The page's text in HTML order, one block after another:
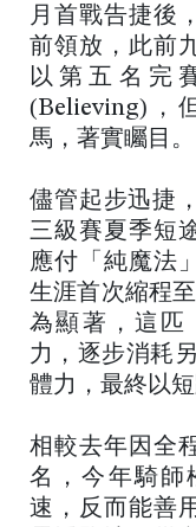
月首戰告捷後
前領放，此前
以第五名完
(Believing)，
馬，著實矚目。
儘管起步迅捷
三級賽夏季短
應付「純魔法
生涯首次縮程
為顯著，這匹
力，逐步消耗
體力，最終以短
相較去年因全
名，今年騎師
速，反而能善